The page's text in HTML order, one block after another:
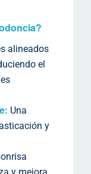
alineados
el
Una
y